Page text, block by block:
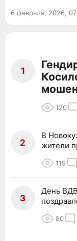
6 февраля, 2026,
1
120
2
В
жители
119
3
День
80